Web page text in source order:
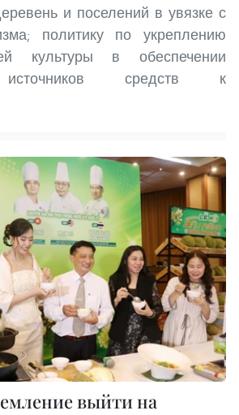
и поселений в увязке с
политику по укреплению
культуры в обеспечении
источников средств к
выйти на